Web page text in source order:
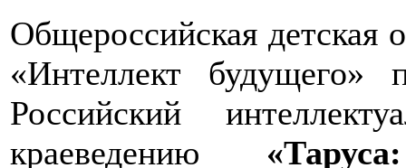
Общероссийская
«Интеллект
Российский
краеведению